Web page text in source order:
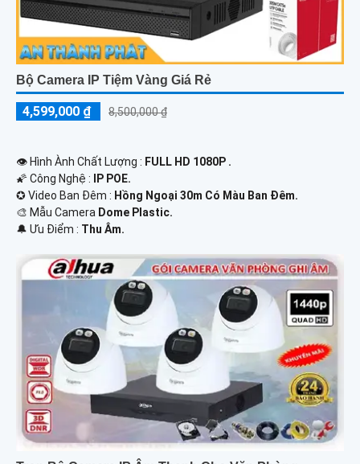
Bộ Camera IP Tiệm Vàng Giá Rẻ
4,599,000 ₫ 8,500,000 ₫
👁 Hình Ành Chất Lượng : FULL HD 1080P .
🌠 Công Nghệ :
IP POE.
✪ Video Ban Đêm : Hồng Ngoại 30m Có Màu Ban Ðêm.
🎨 Mẫu Camera Dome Plastic.
️🔔 Ưu Điểm : Thu Âm.